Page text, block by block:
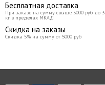
Бесплатная доставка
При заказе на сумму свыше 5000 руб до 3
кг в пределах МКАД
Скидка на заказы
Скидка 5% на сумму от 5000 руб